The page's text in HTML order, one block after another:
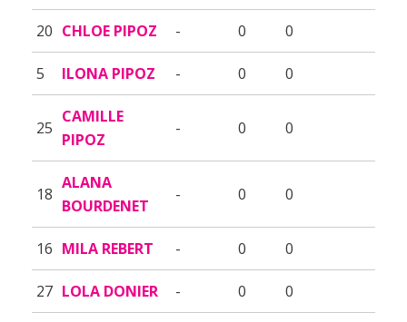
20 CHLOE PIPOZ - 0 0
5 ILONA PIPOZ - 0 0
25
CAMILLE
PIPOZ
- 0 0
18
ALANA
BOURDENET
- 0 0
16 MILA REBERT - 0 0
27 LOLA DONIER - 0 0